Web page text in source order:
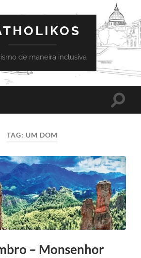
de maneira inclusiva
Toggle
TAG: UM DOM
– Monsenhor